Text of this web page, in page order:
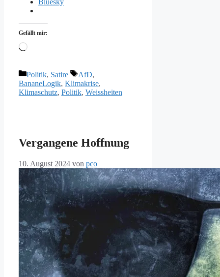
Bluesky
Gefällt mir:
Wird
Kategorien
Politik, Satire Schlagwörter
AfD,
BananeLogik, Klimakrise,
Klimaschutz, Politik, Weissheiten
Vergangene Hoffnung
10. August 2024 von pco